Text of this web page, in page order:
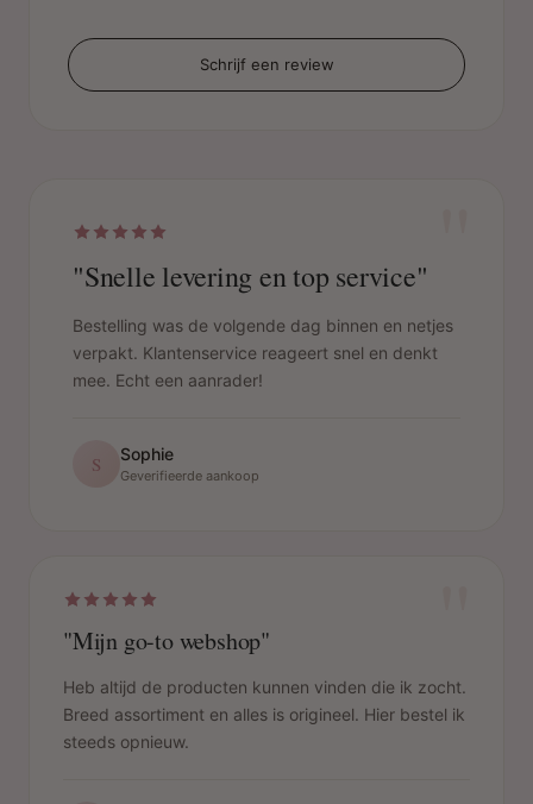
Schrijf een review
"Snelle levering en top service"
Bestelling was de volgende dag binnen en netjes
verpakt. Klantenservice reageert snel en denkt
mee. Echt een aanrader!
S Sophie
Geverifieerde aankoop
"Mijn go-to webshop"
Heb altijd de producten kunnen vinden die ik zocht.
Breed assortiment en alles is origineel. Hier bestel ik
steeds opnieuw.